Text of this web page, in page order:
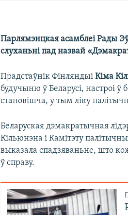
Парлямэнцкая асамблеі Рады
слуханьні пад назвай
Прадстаўнік ФінляндыіКіма
будучыню ў Беларусі, настроі ў
становішча, у тым ліку
Беларуская дэмакратычная
Кільюнэна і Камітэту
выказала спадзяваньне, што
ў справу.